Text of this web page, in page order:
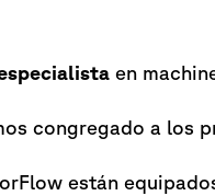
en
congregado a los
están